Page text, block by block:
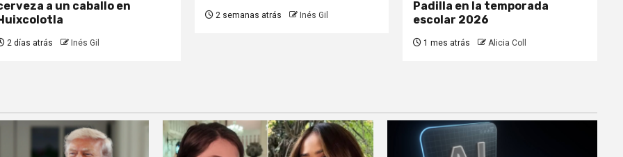
a un caballo en
2 días atrás Inés Gil
2 semanas atrás Inés Gil
Padilla en la temporada
escolar 2026
1 mes atrás Alicia Coll